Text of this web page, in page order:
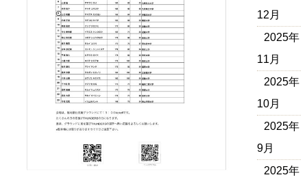
12月
2025年
11月
2025年
10月
2025年
9月
2025年